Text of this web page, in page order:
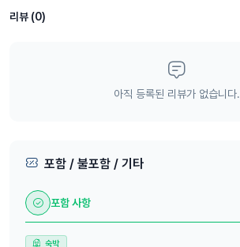
리뷰 (0)
아직 등록된 리뷰가 없습니다.
포함 / 불포함 / 기타
포함 사항
숙박